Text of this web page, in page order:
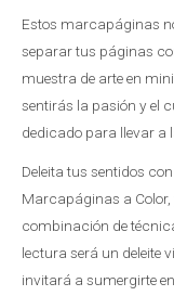
Estos marcapáginas
separar tus páginas
muestra de arte en
sentirás la pasión y el
dedicado para llevar a
Deleita tus sentidos
Marcapáginas a
combinación de
lectura será un deleite
invitará a sumergirte